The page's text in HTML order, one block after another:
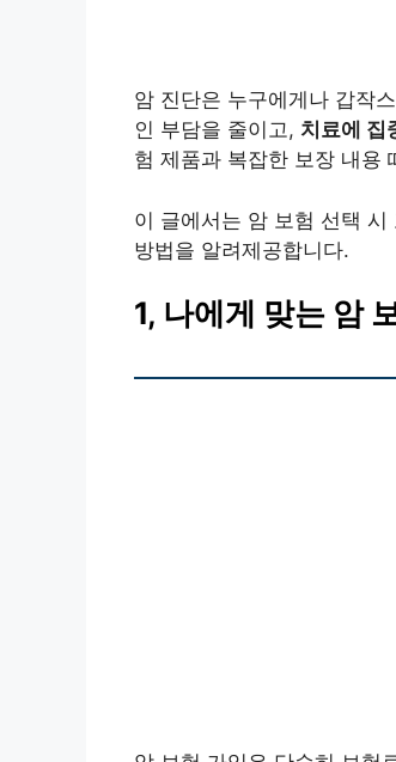
암 진단은 누구에게나 갑작
인 부담을 줄이고, 치료에 집
험 제품과 복잡한 보장 내용
이 글에서는 암 보험 선택
방법을 알려제공합니다.
1, 나에게 맞는 암